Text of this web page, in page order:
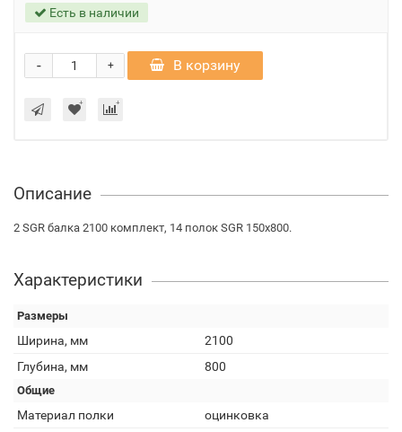
Есть в наличии
+
- В корзину
Описание
2 SGR балка 2100 комплект, 14 полок SGR 150х800.
Характеристики
Размеры
Ширина, мм
2100
Глубина, мм
800
Общие
Материал полки
оцинковка